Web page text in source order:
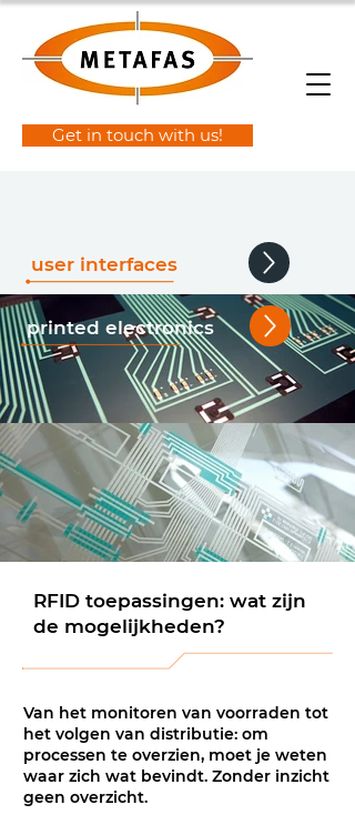
Get in touch with us!
user interfaces
printed electronics
RFID toepassingen: wat zijn
de mogelijkheden?
Van het monitoren van voorraden tot
het volgen van distributie: om
processen te overzien, moet je weten
waar zich wat bevindt. Zonder inzicht
geen overzicht.